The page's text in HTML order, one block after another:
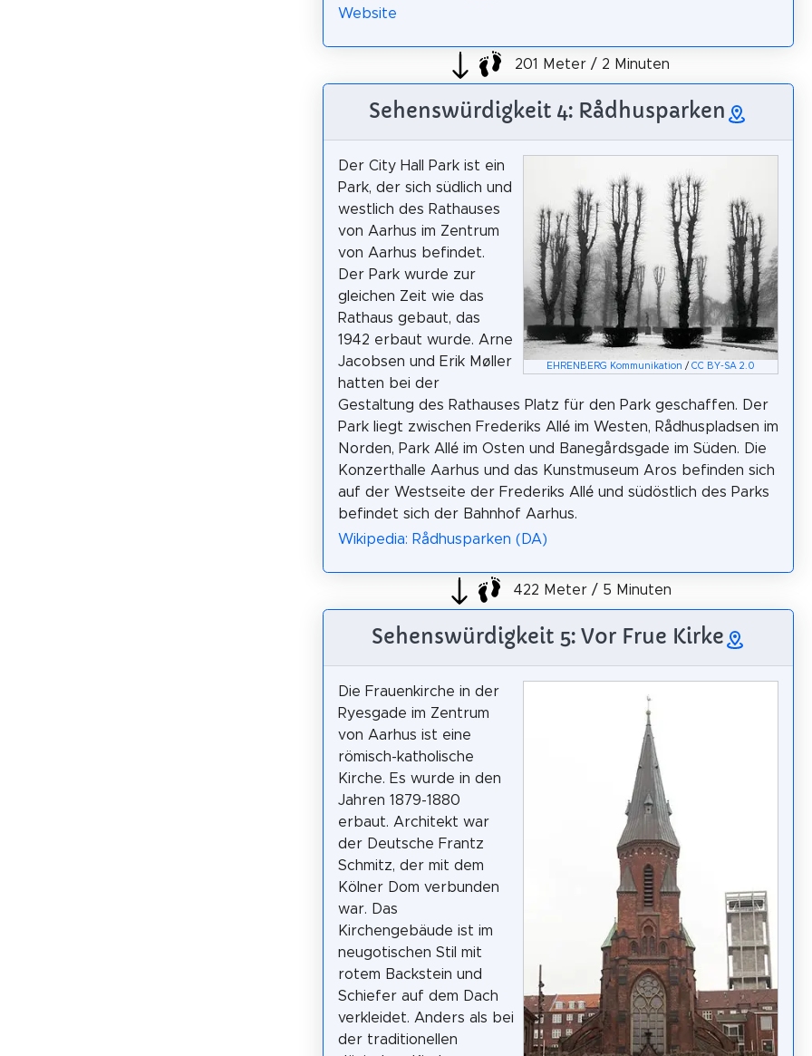
Website
201 Meter / 2 Minuten
Sehenswürdigkeit 4: Rådhusparken
EHRENBERG Kommunikation /CC BY-SA 2.0
Der City Hall Park ist ein
Park, der sich südlich und
westlich des Rathauses
von Aarhus im Zentrum
von Aarhus befindet.
Der Park wurde zur
gleichen Zeit wie das
Rathaus gebaut, das
1942 erbaut wurde. Arne
Jacobsen und Erik Møller
hatten bei der
Gestaltung des Rathauses Platz für den Park geschaffen. Der
Park liegt zwischen Frederiks Allé im Westen, Rådhuspladsen im
Norden, Park Allé im Osten und Banegårdsgade im Süden. Die
Konzerthalle Aarhus und das Kunstmuseum Aros befinden sich
auf der Westseite der Frederiks Allé und südöstlich des Parks
befindet sich der Bahnhof Aarhus.
Wikipedia: Rådhusparken (DA)
422 Meter / 5 Minuten
Sehenswürdigkeit 5: Vor Frue Kirke
Die Frauenkirche in der
Ryesgade im Zentrum
von Aarhus ist eine
römisch-katholische
Kirche. Es wurde in den
Jahren 1879-1880
erbaut. Architekt war
der Deutsche Frantz
Schmitz, der mit dem
Kölner Dom verbunden
war. Das
Kirchengebäude ist im
neugotischen Stil mit
rotem Backstein und
Schiefer auf dem Dach
verkleidet. Anders als bei
der traditionellen